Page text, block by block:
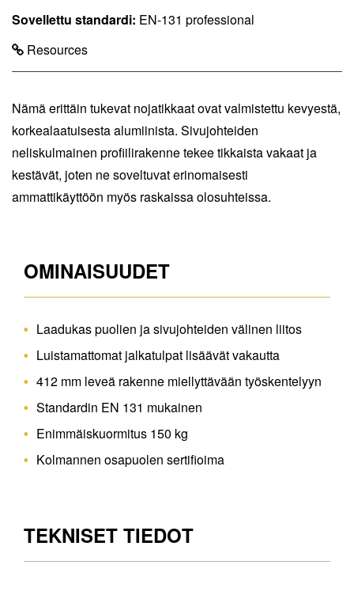
Sovellettu standardi: EN-131 professional
Resources
Nämä erittäin tukevat nojatikkaat ovat valmistettu kevyestä,
korkealaatuisesta alumiinista. Sivujohteiden
neliskulmainen profiilirakenne tekee tikkaista vakaat ja
kestävät, joten ne soveltuvat erinomaisesti
ammattikäyttöön myös raskaissa olosuhteissa.
OMINAISUUDET
Laadukas puolien ja sivujohteiden välinen liitos
Luistamattomat jalkatulpat lisäävät vakautta
412 mm leveä rakenne miellyttävään työskentelyyn
Standardin EN 131 mukainen
Enimmäiskuormitus 150 kg
Kolmannen osapuolen sertifioima
TEKNISET TIEDOT